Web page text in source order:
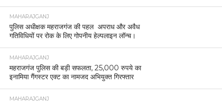
MAHARAJGANJ
पुलिस अधीक्षक महराजगंज की पहल अपराध और अवैध
गतिविधियों पर रोक के लिए गोपनीय हेल्पलाइन लॉन्च।
MAHARAJGANJ
महराजगंज पुलिस की बड़ी सफलता, 25,000 रुपये का
इनामिया गैंगस्टर एक्ट का नामजद अभियुक्त गिरफ्तार
MAHARAJGANJ